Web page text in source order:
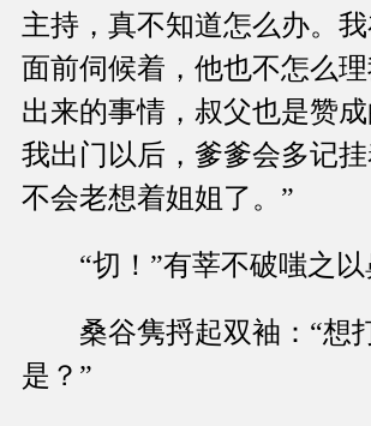
主持，真不知道怎么办。
面前伺候着，他也不怎么
出来的事情，叔父也是赞
我出门以后，爹爹会多记
不会老想着姐姐了。”
“切！”有莘不破嗤之以
桑谷隽捋起双袖：“想
是？”